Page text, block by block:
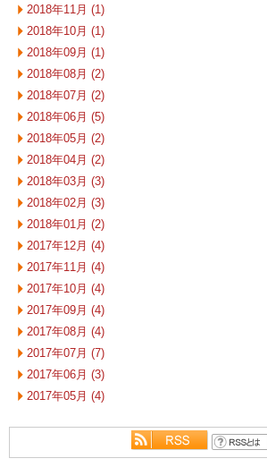
2018年11月 (1)
2018年10月 (1)
2018年09月 (1)
2018年08月 (2)
2018年07月 (2)
2018年06月 (5)
2018年05月 (2)
2018年04月 (2)
2018年03月 (3)
2018年02月 (3)
2018年01月 (2)
2017年12月 (4)
2017年11月 (4)
2017年10月 (4)
2017年09月 (4)
2017年08月 (4)
2017年07月 (7)
2017年06月 (3)
2017年05月 (4)